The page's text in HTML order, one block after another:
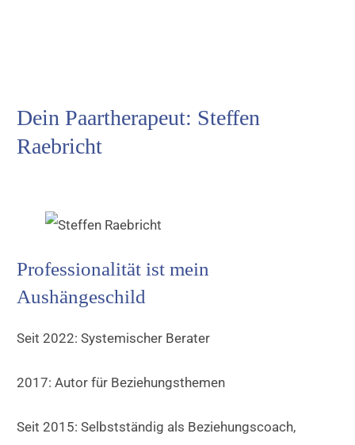
Dein Paartherapeut: Steffen
Raebricht
Professionalität ist mein
Aushängeschild
Seit 2022: Systemischer Berater
2017: Autor für Beziehungsthemen
Seit 2015: Selbstständig als Beziehungscoach,